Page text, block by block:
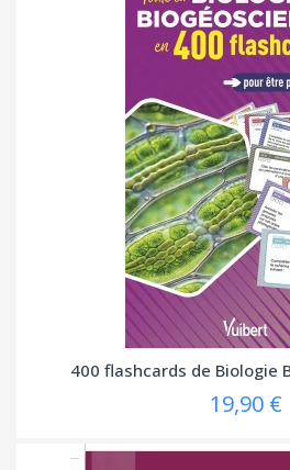
400 flashcards de Biologie
19,90 €